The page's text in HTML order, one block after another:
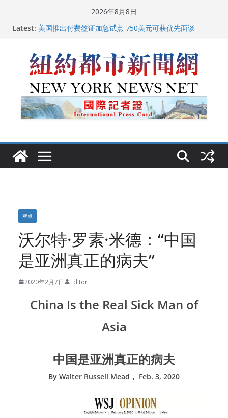
2026年8月8日
Latest: 中国驻美国大使谢锋邀请美国老教师罗纳德·萨科尔斯基
纽约启动“Fix the City”计划 重拳整治长期违规房东
美国最高法院维持“出生公民权” : 出生在美国就是美国
FBI联合纽约警方突袭多名警界高层住所 涉纽约警察局腐
败刑事调查
观点
沃尔特·罗素·米德：“中国
是亚洲真正的病夫”
2020年2月7日 Editor
China Is the Real Sick Man of
Asia
中国是亚洲真正的病夫
By Walter Russell Mead， Feb. 3, 2020